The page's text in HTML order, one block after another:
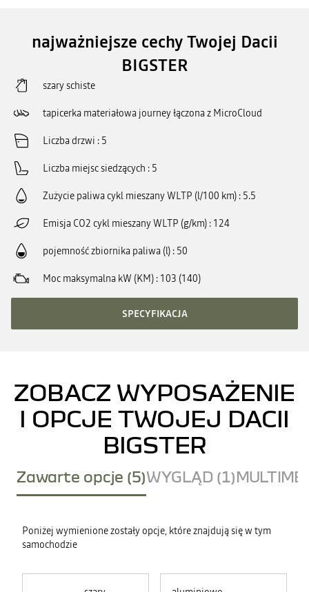
najważniejsze cechy Twojej Dacii
BIGSTER
szary schiste
tapicerka materiałowa journey łączona z MicroCloud
Liczba drzwi 5
Liczba miejsc siedzących 5
Zużycie paliwa cykl mieszany WLTP (l/100 km) 5.5
Emisja CO2 cykl mieszany WLTP (g/km) 124
pojemność zbiornika paliwa (l) 50
Moc maksymalna kW (KM) 103 (140)
SPECYFIKACJA
ZOBACZ WYPOSAŻENIE
I OPCJE TWOJEJ DACII
BIGSTER
Zawarte opcje (5)WYGLĄD (1)
Poniżej wymienione zostały opcje, które znajdują się w tym
samochodzie